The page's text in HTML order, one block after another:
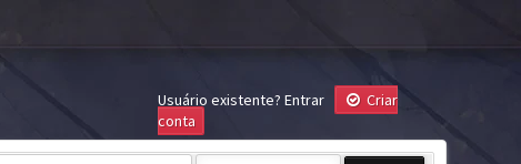
Usuário existente? Entrar
Criar
conta